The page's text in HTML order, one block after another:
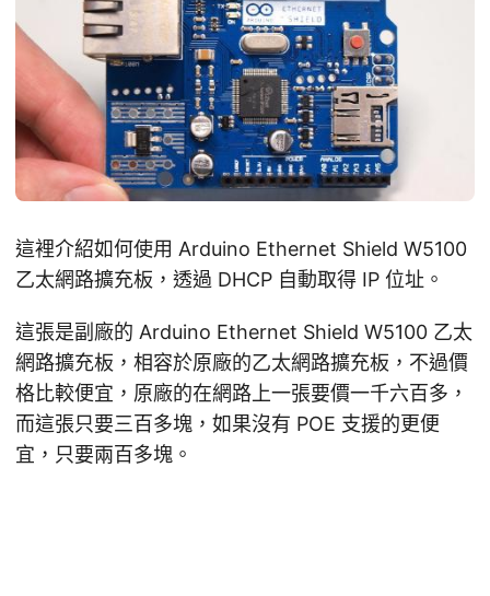
這裡介紹如何使用 Arduino Ethernet Shield W5100
乙太網路擴充板，透過 DHCP 自動取得 IP 位址。
這張是副廠的 Arduino Ethernet Shield W5100 乙太
網路擴充板，相容於原廠的乙太網路擴充板，不過價
格比較便宜，原廠的在網路上一張要價一千六百多，
而這張只要三百多塊，如果沒有 POE 支援的更便
宜，只要兩百多塊。